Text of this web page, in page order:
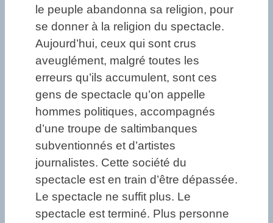
le peuple abandonna sa religion, pour
se donner à la religion du spectacle.
Aujourd’hui, ceux qui sont crus
aveuglément, malgré toutes les
erreurs qu’ils accumulent, sont ces
gens de spectacle qu’on appelle
hommes politiques, accompagnés
d’une troupe de saltimbanques
subventionnés et d’artistes
journalistes. Cette société du
spectacle est en train d’être dépassée.
Le spectacle ne suffit plus. Le
spectacle est terminé. Plus personne